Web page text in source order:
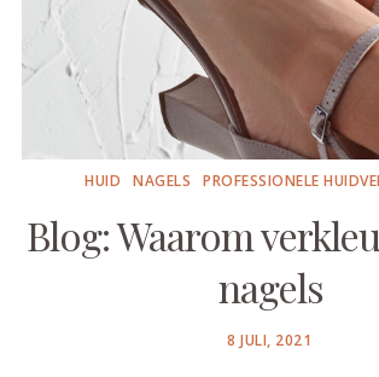
HUID NAGELS PROFESSIONELE
Blog: Waarom
nagels
POSTED
8 JULI, 2021